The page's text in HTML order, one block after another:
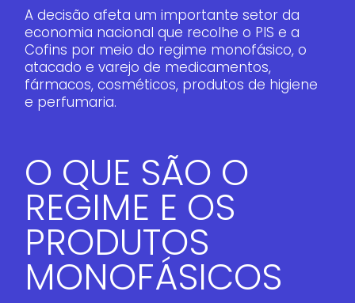
A decisão afeta um importante setor da
economia nacional que recolhe o PIS e a
Cofins por meio do regime monofásico, o
atacado e varejo de medicamentos,
fármacos, cosméticos, produtos de higiene
e perfumaria.
O QUE SÃO O
REGIME E OS
PRODUTOS
MONOFÁSICOS